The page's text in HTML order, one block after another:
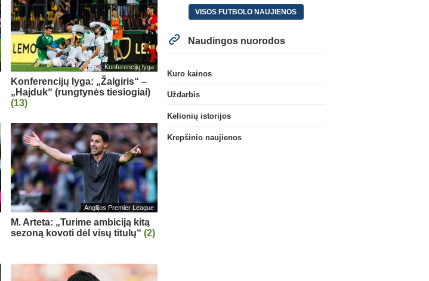
Konferencijų lyga
Konferencijų lyga: „Žalgiris“ –
„Hajduk“ (rungtynės tiesiogiai)
(13)
Anglijos Premier League
M. Arteta: „Turime ambiciją kitą
sezoną kovoti dėl visų titulų“ (2)
VISOS FUTBOLO NAUJIENOS
Naudingos nuorodos
Kuro kainos
Uždarbis
Kelionių istorijos
Krepšinio naujienos